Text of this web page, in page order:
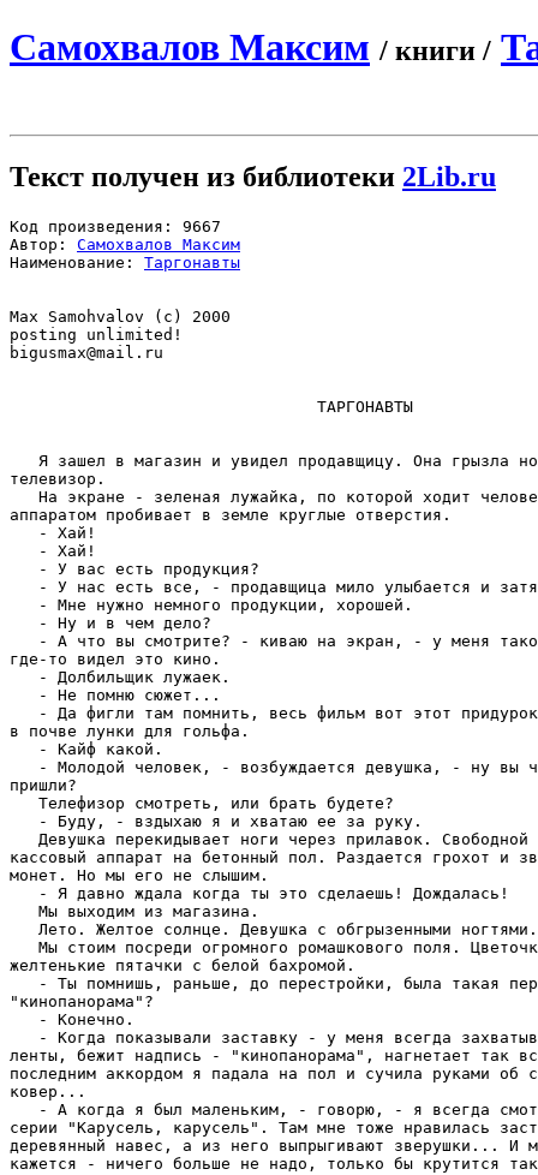
Самохвалов Максим / книги /
Текст получен из библиотеки 2Lib.ru
Код произведения: 9667
Автор: Самохвалов Максим
Наименование: Таргонавты
Max Samohvalov (c) 2000
bigusmax@mail.ru
                                ТАРГОНАВТЫ
Я зашел в магазин и увидел продавщицу. Она грызла
телевизор.
На экране - зеленая лужайка, по которой ходит
аппаратом пробивает в земле круглые отверстия.
   - Хай!
   - Хай!
   - У вас есть продукция?
- У нас есть все, - продавщица мило улыбается и
   - Мне нужно немного продукции, хорошей.
   - Ну и в чем дело?
- А что вы смотрите? - киваю на экран, - у меня
где-то видел это кино.
   - Долбильщик лужаек.
   - Не помню сюжет...
- Да фигли там помнить, весь фильм вот этот
в почве лунки для гольфа.
   - Кайф какой.
- Молодой человек, - возбуждается девушка, - ну вы
пришли?
   Телефизор смотреть, или брать будете?
   - Буду, - вздыхаю я и хватаю ее за руку.
Девушка перекидывает ноги через прилавок. Свободной
кассовый аппарат на бетонный пол. Раздается грохот и
монет. Но мы его не слышим.
   - Я давно ждала когда ты это сделаешь! Дождалась!
   Мы выходим из магазина.
   Лето. Желтое солнце. Девушка с обгрызенными ногтями.
Мы стоим посреди огромного ромашкового поля.
желтенькие пятачки с белой бахромой.
- Ты помнишь, раньше, до перестройки, была такая
"кинопанорама"?
   - Конечно.
- Когда показывали заставку - у меня всегда
ленты, бежит надпись - "кинопанорама", нагнетает так
последним аккордом я падала на пол и сучила руками об
ковер...
- А когда я был маленьким, - говорю, - я всегда
серии "Карусель, карусель". Там мне тоже нравилась
деревянный навес, а из него выпрыгивают зверушки... И
кажется - ничего больше не надо, только бы крутится